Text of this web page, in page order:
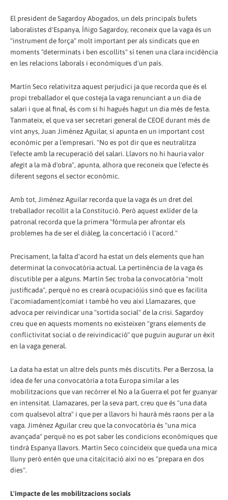
El president de Sagardoy Abogados, un dels principals bufets
laboralistes d'Espanya, Íñigo Sagardoy, reconeix que la vaga és un
"instrument de força" molt important per als sindicats que en
moments "determinats i ben escollits" sí tenen una clara incidència
en les relacions laborals i econòmiques d'un país.
Martín Seco relativitza aquest perjudici ja que recorda que és el
propi treballador el que costeja la vaga renunciant a un dia de
salari i que al final, és com si hi hagués hagut un dia més de festa.
Tanmateix, el que va ser secretari general de CEOE durant més de
vint anys, Juan Jiménez Aguilar, sí apunta en un important cost
econòmic per a l'empresari. "No es pot dir que es neutralitza
l'efecte amb la recuperació del salari. Llavors no hi hauria valor
afegit a la mà d'obra", apunta, alhora que reconeix que l'efecte és
diferent segons el sector econòmic.
Amb tot, Jiménez Aguilar recorda que la vaga és un dret del
treballador recollit a la Constitució. Però aquest exlíder de la
patronal recorda que la primera "fórmula per afrontar els
problemes ha de ser el diàleg, la concertació i l'acord."
Precisament, la falta d'acord ha estat un dels elements que han
determinat la convocatòria actual. La pertinència de la vaga és
discutible per a alguns. Martín Sec troba la convocatòria "molt
justificada", perquè no es crearà ocupació|ús sinó que es facilita
l'acomiadament|comiat i també ho veu així Llamazares, que
advoca per reivindicar una "sortida social" de la crisi. Sagardoy
creu que en aquests moments no existeixen "grans elements de
conflictivitat social o de reivindicació" que puguin augurar un èxit
en la vaga general.
La data ha estat un altre dels punts més discutits. Per a Berzosa, la
idea de fer una convocatòria a tota Europa similar a les
mobilitzacions que van recórrer el No a la Guerra el pot fer guanyar
en intensitat. Llamazares, per la seva part, creu que és "una data
com qualsevol altra" i que per a llavors hi haurà més raons per a la
vaga. Jiménez Aguilar creu que la convocatòria és "una mica
avançada" perquè no es pot saber les condicions econòmiques que
tindrà Espanya llavors. Martín Seco coincideix que queda una mica
lluny però entén que una cita|citació així no es "prepara en dos
dies".
L'impacte de les mobilitzacions socials